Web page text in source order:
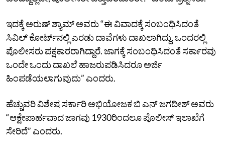
ಇದಕ್ಕೆ ಅರುಣ್‌ ಶ್ಯಾಮ್‌ ಅವರು “ಈ ವಿವಾದಕ್ಕೆ ಸಂಬಂಧಿಸಿದಂತೆ
ಸಿವಿಲ್‌ ಕೋರ್ಟ್‌ನಲ್ಲಿ ಎರಡು ದಾವೆಗಳು ದಾಖಲಾಗಿದ್ದು, ಒಂದರಲ್ಲಿ
ಪೊಲೀಸರು ಪಕ್ಷಕಾರರಾಗಿದ್ದಾರೆ. ಜಾಗಕ್ಕೆ ಸಂಬಂಧಿಸಿದಂತೆ ಸರ್ಕಾರವು
ಒಂದೇ ಒಂದು ದಾಖಲೆ ಹಾಜರುಪಡಿಸಿದರೂ ಅರ್ಜಿ
ಹಿಂಪಡೆಯಲಾಗುವುದು” ಎಂದರು.
ಹೆಚ್ಚುವರಿ ವಿಶೇಷ ಸರ್ಕಾರಿ ಅಭಿಯೋಜಕ ಬಿ ಎನ್‌ ಜಗದೀಶ್‌ ಅವರು
“ಆಕ್ಷೇಪಾರ್ಹವಾದ ಜಾಗವು 1930ರಿಂದಲೂ ಪೊಲೀಸ್‌ ಇಲಾಖೆಗೆ
ಸೇರಿದೆ” ಎಂದರು.